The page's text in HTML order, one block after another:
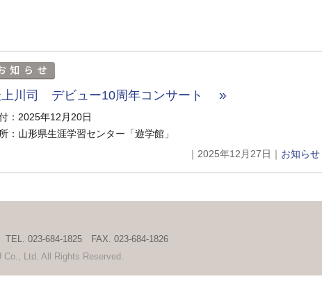
川司 デビュー10周年コンサート
：2025年12月20日
：山形県生涯学習センター「遊学館」
｜2025年12月27日｜ お知らせ
023-684-1825 FAX. 023-684-1826
Ltd. All Rights Reserved.